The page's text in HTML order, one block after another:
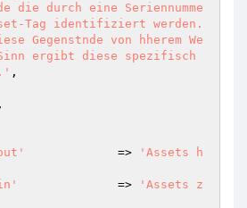
die durch eine Seriennumme
Tag identifiziert werden.
Gegenstnde von hherem We
ergibt diese spezifisch
,
,
             =>
'Assets h
              =>
'Assets z